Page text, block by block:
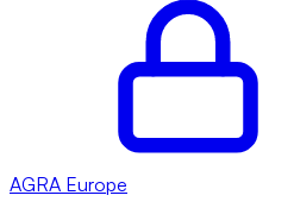
AGRA Europe